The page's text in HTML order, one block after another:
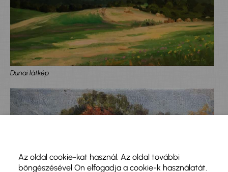
Dunai látkép
Az oldal cookie-kat használ. Az oldal további
böngészésével Ön elfogadja a cookie-k használatát.